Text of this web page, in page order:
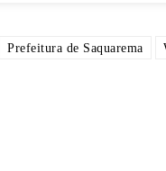
Prefeitura de Saquarema